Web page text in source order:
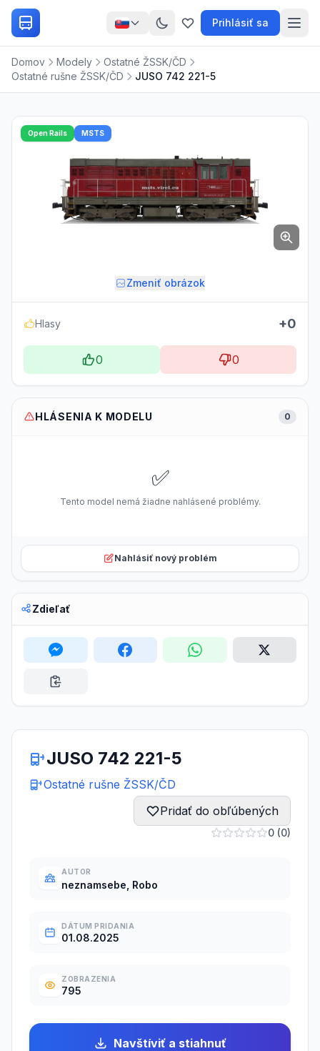
Prihlásiť sa
Domov Modely
Ostatné ŽSSK/ČD
Ostatné rušne ŽSSK/ČD
JUSO 742 221-5
Open Rails MSTS
Zmeniť obrázok
Hlasy +0
0 0
HLÁSENIA K MODELU 0
✅
Tento model nemá žiadne nahlásené problémy.
Nahlásiť nový problém
Zdieľať
JUSO 742 221-5
Ostatné rušne ŽSSK/ČD
Pridať do obľúbených
0 (0)
AUTOR
neznamsebe, Robo
DÁTUM PRIDANIA
01.08.2025
ZOBRAZENIA
795
Navštíviť a stiahnuť